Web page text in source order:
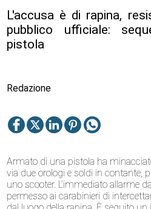
L'accusa è di rapina,
pubblico ufficiale:
pistola
Redazione
Armato di una pistola ha
via due orologi e soldi in contante,
uno scooter. L’immediato allarme
permesso ai carabinieri di